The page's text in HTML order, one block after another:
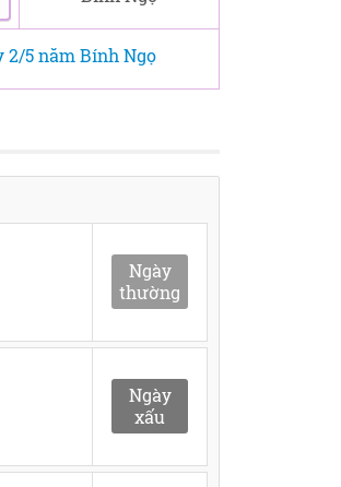
2/5 năm Bính Ngọ
Ngày
thường
Ngày
xấu